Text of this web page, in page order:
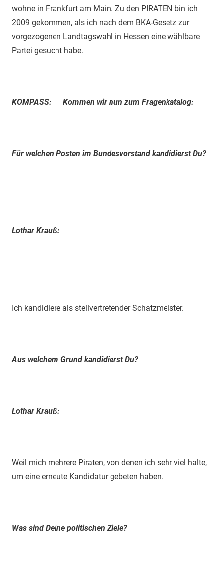
wohne in Frankfurt am Main. Zu den PIRATEN bin ich
2009 gekommen, als ich nach dem BKA-Gesetz zur
vorgezogenen Landtagswahl in Hessen eine wählbare
Partei gesucht habe.
KOMPASS: Kommen wir nun zum Fragenkatalog:
Für welchen Posten im Bundesvorstand kandidierst Du?
Lothar Krauß:
Ich kandidiere als stellvertretender Schatzmeister.
Aus welchem Grund kandidierst Du?
Lothar Krauß:
Weil mich mehrere Piraten, von denen ich sehr viel halte,
um eine erneute Kandidatur gebeten haben.
Was sind Deine politischen Ziele?